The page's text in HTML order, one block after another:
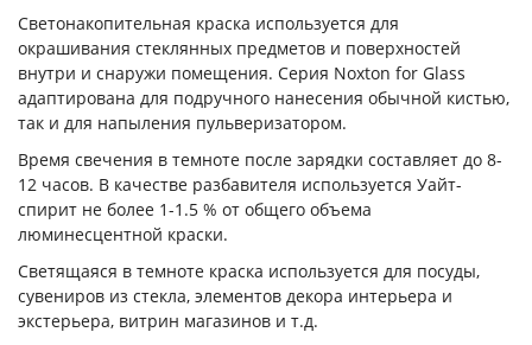
Светонакопительная краска используется для
окрашивания стеклянных предметов и поверхностей
внутри и снаружи помещения. Серия Noxton for Glass
адаптирована для подручного нанесения обычной кистью,
так и для напыления пульверизатором.
Время свечения в темноте после зарядки составляет до 8-
12 часов. В качестве разбавителя используется Уайт-
спирит не более 1-1.5 % от общего объема
люминесцентной краски.
Светящаяся в темноте краска используется для посуды,
сувениров из стекла, элементов декора интерьера и
экстерьера, витрин магазинов и т.д.